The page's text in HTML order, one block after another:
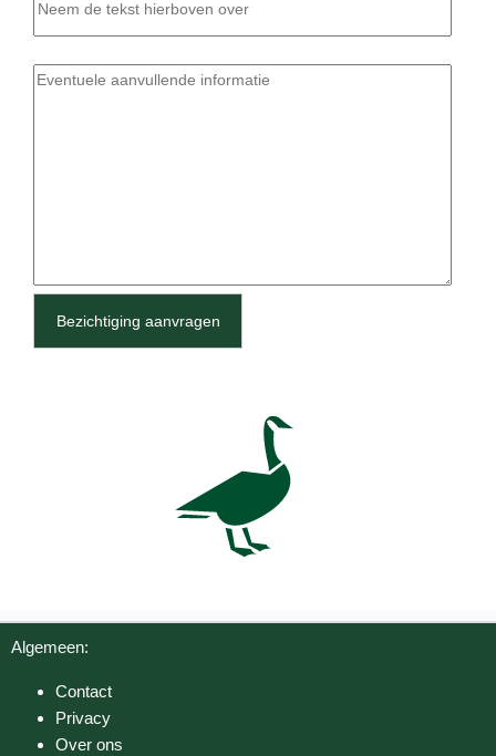
Bezichtiging aanvragen
Algemeen:
Contact
Privacy
Over ons